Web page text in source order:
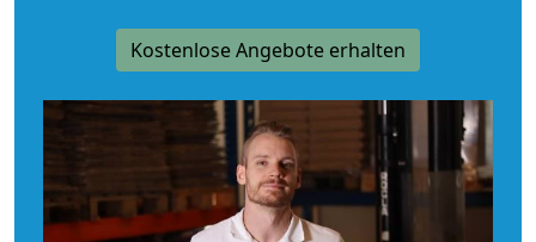
Kostenlose Angebote erhalten